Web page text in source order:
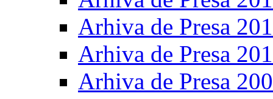
Arhiva de Presa
Arhiva de Presa
Arhiva de Presa